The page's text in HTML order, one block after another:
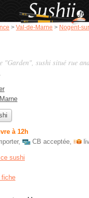
> Val-de-Marne > Nogent-
"Garden", sushi situé rue
à 12h
, CB acceptée,
sushi
fiche